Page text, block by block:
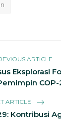
ARTICLE
Eksplorasi
COP-
ARTICLE
Kontribusi